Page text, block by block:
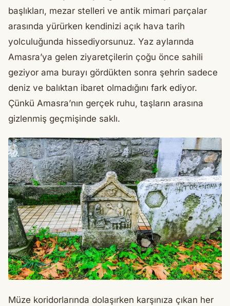
başlıkları, mezar stelleri ve antik mimari parçalar
arasında yürürken kendinizi açık hava tarih
yolculuğunda hissediyorsunuz. Yaz aylarında
Amasra’ya gelen ziyaretçilerin çoğu önce sahili
geziyor ama burayı gördükten sonra şehrin sadece
deniz ve balıktan ibaret olmadığını fark ediyor.
Çünkü Amasra’nın gerçek ruhu, taşların arasına
gizlenmiş geçmişinde saklı.
Müze koridorlarında dolaşırken karşınıza çıkan her